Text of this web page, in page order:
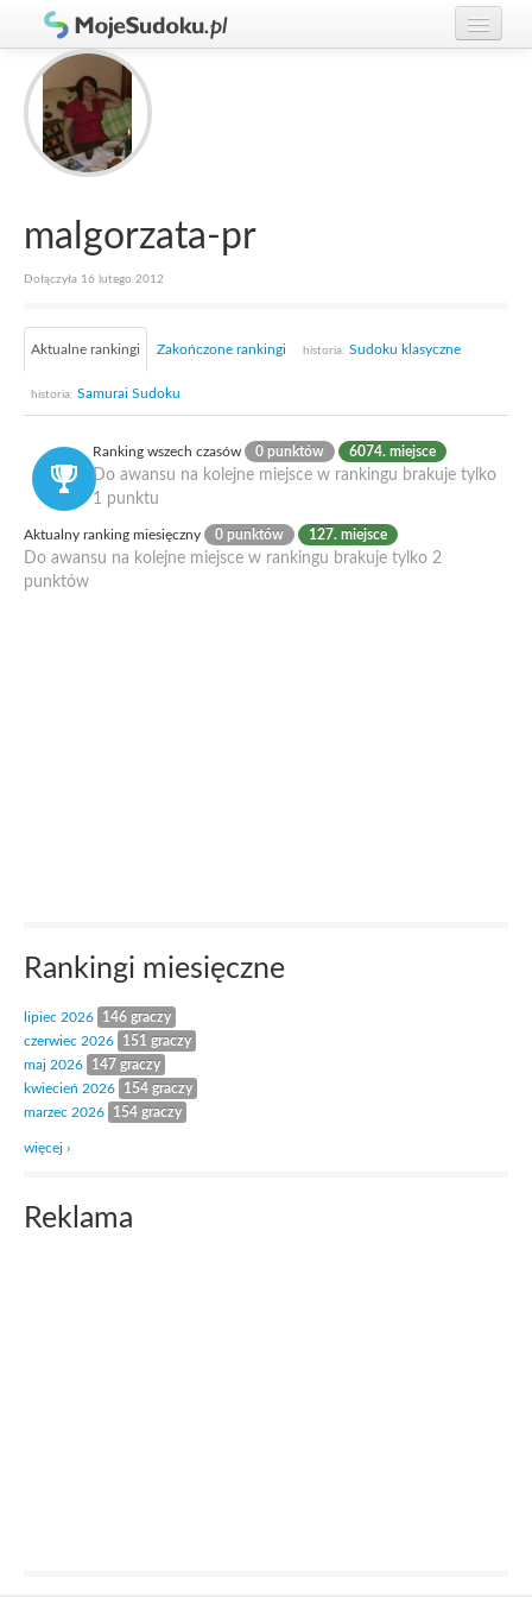
Graj w Sudoku!
Zasady Sudoku
Rankingi
Gracze
malgorzata-pr
Dołączyła 16 lutego 2012
Aktualne rankingi Zakończone rankingi historia: Sudoku klasyczne
historia: Samurai Sudoku
Ranking wszech czasów 0 punktów 6074. miejsce
Do awansu na kolejne miejsce w rankingu brakuje tylko
1 punktu
Aktualny ranking miesięczny 0 punktów 127. miejsce
Do awansu na kolejne miejsce w rankingu brakuje tylko 2
punktów
Rankingi miesięczne
lipiec 2026
146 graczy
czerwiec 2026
151 graczy
maj 2026
147 graczy
kwiecień 2026
154 graczy
marzec 2026
154 graczy
więcej ›
Reklama